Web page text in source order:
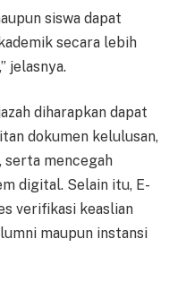
siswa dapat
secara lebih
jelasnya.
diharapkan dapat
dokumen kelulusan,
serta mencegah
digital. Selain itu, E-
verifikasi keaslian
maupun instansi